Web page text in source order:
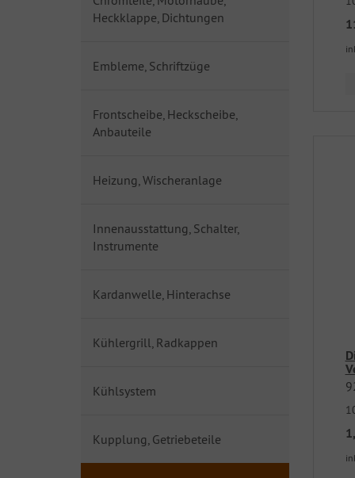
Heckklappe, Dichtungen
Embleme, Schriftzüge
Frontscheibe, Heckscheibe,
Anbauteile
Heizung, Wischeranlage
Innenausstattung, Schalter,
Instrumente
Kardanwelle, Hinterachse
Kühlergrill, Radkappen
Kühlsystem
Kupplung, Getriebeteile